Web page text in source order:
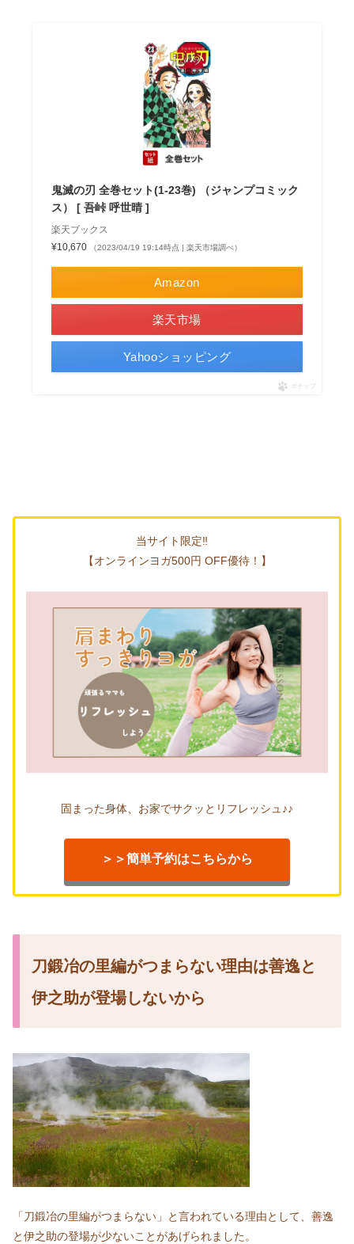
鬼滅の刃 全巻セット(1-23巻) （ジャンプコミック
ス） [ 吾峠 呼世晴 ]
楽天ブックス
¥10,670
（2023/04/19 19:14時点 | 楽天市場調べ）
Amazon
楽天市場
Yahooショッピング
ポチップ
当サイト限定‼
【オンラインヨガ500円 OFF優待！】
固まった身体、お家でサクッとリフレッシュ♪♪
＞＞簡単予約はこちらから
刀鍛冶の里編がつまらない理由は善逸と
伊之助が登場しないから
「刀鍛冶の里編がつまらない」と言われている理由として、善逸
と伊之助の登場が少ないことがあげられました。